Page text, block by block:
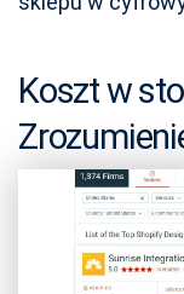
Koszt w